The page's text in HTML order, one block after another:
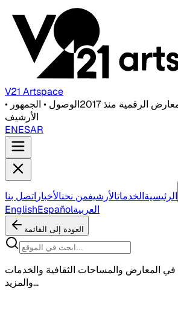
V21 Artspace
الرقمية منذ 2017
الوصول • الجمهور •
الأرشيف
ENESAR
الرئيسيةالخدماتالأرشيفمن نحنالأخبار اتصل بنا
EnglishEspañolالعربية
العودة إلى القائمة
في المعارض والمساحات الثقافية والخدمات
والمزيد...